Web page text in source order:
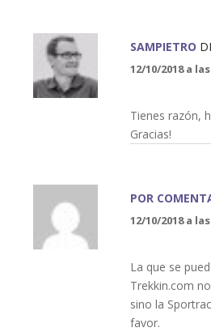
SAMPIETRO
12/10/2018 a
Tienes razón,
Gracias!
POR
12/10/2018 a
La que se
Trekkin.com
sino la
favor.